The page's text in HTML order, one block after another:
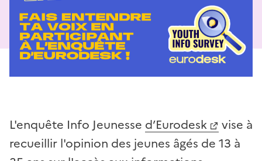
L'enquête Info Jeunesse d’Eurodesk
vise à
recueillir l'opinion des jeunes âgés de 13 à